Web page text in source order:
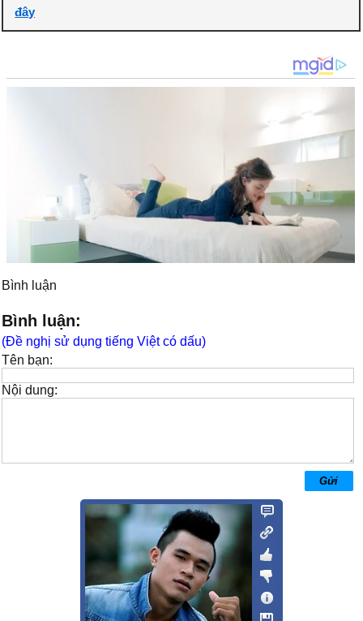
đây
Bình luận
Bình luận:
(Đề nghị sử dụng tiếng Việt có dấu)
Tên bạn:
Nội dung: